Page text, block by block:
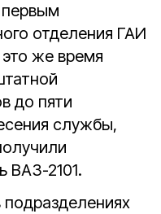
отделения ГАИ
же время
до пяти
службы,
ВАЗ-2101.